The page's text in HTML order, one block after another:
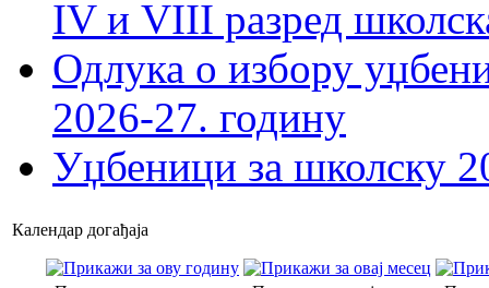
IV и VIII разред
Одлука о избору
2026-27. годину
Уџбеници за школску
Календар догађаја